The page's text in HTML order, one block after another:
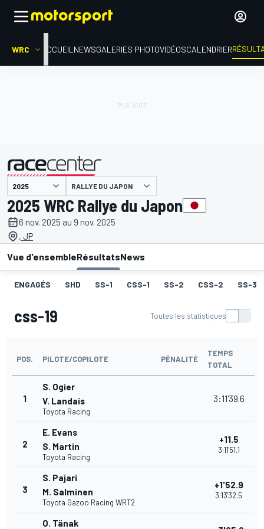
WRC ACCUEIL NEWSGALERIES PHOTOVIDÉOSCALENDRIER
présenté par RALLYE DU JAPON
2025 WRC Rallye du Japon
6 nov. 2025 au 9 nov. 2025
, JP
Vue d'ensembleRésultatsNews
ENGAGÉS SHD SS-1 CSS-1 SS-2 CSS-2 SS-3
css-19 Toutes les statistiques
POS. PILOTE/COPILOTE PÉNALITÉ
TEMPS
TOTAL
1
S. Ogier
V. Landais
Toyota Racing
3:11'39.6
2
E. Evans
S. Martin
Toyota Racing
+11.5
3:11'51.1
3
S. Pajari
M. Salminen
Toyota Gazoo Racing WRT2
+1'52.9
3:13'32.5
O. Tänak